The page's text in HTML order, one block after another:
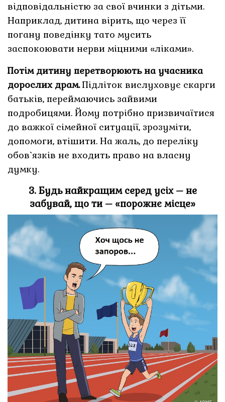
відповідальністю за свої вчинки з дітьми.
Наприклад, дитина вірить, що через її
погану поведінку тато мусить
заспокоювати нерви міцними «ліками».
Потім дитину перетворюють на учасника
дорослих драм.Підліток вислуховує скарги
батьків, переймаючись зайвими
подробицями. Йому потрібно призвичаїтися
до важкої сімейної ситуації, зрозуміти,
допомоги, втішити. На жаль, до переліку
обов`язків не входить право на власну
думку.
3. Будь найкращим серед усіх – не
забувай, що ти – «порожнє місце»